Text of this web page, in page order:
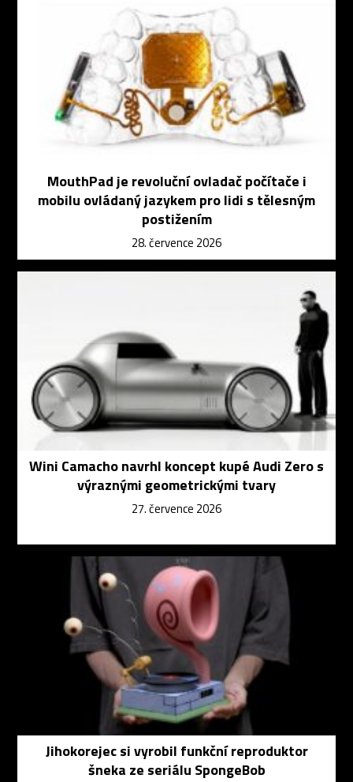
MouthPad je revoluční ovladač počítače i
mobilu ovládaný jazykem pro lidi s tělesným
postižením
28. července 2026
Wini Camacho navrhl koncept kupé Audi Zero s
výraznými geometrickými tvary
27. července 2026
Jihokorejec si vyrobil funkční reproduktor
šneka ze seriálu SpongeBob